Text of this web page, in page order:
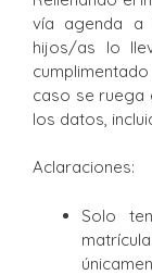
vía agenda a
hijos/as lo
caso se ruega
los datos,
Aclaraciones:
Solo